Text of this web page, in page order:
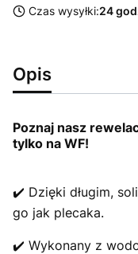
Czas wysyłki:24
Opis
Poznaj nasz
tylko na WF!
✔️ Dzięki długim,
go jak plecaka.
✔️ Wykonany z